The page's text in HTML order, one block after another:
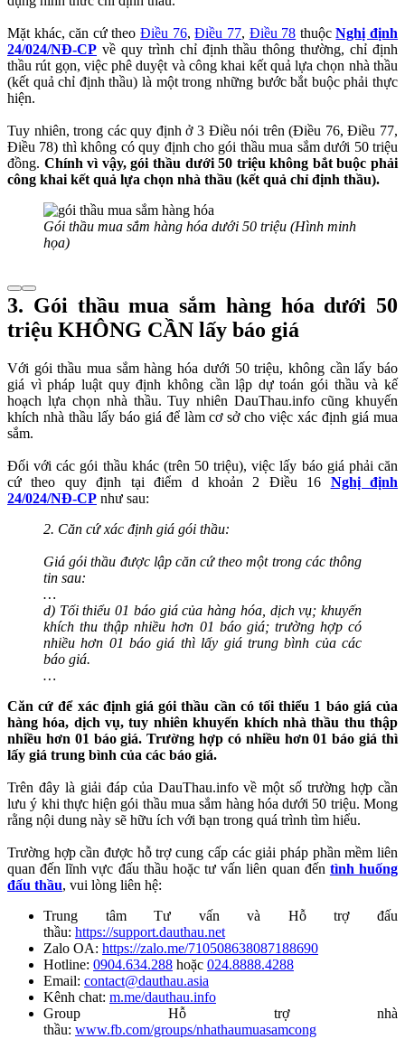
Mặt khác, căn cứ theoĐiều 76,Điều 77, Điều 78 thuộcNghị định
24/024/NĐ-CP về quy trình chỉ định thầu thông thường, chỉ định
thầu rút gọn, việc phê duyệt và công khai kết quả lựa chọn nhà thầu
(kết quả chỉ định thầu) là một trong những bước bắt buộc phải thực
hiện.
Tuy nhiên, trong các quy định ở 3 Điều nói trên (Điều 76, Điều 77,
Điều 78) thì không có quy định cho gói thầu mua sắm dưới 50 triệu
đồng. Chính vì vậy, gói thầu dưới 50 triệu không bắt buộc phải
công khai kết quả lựa chọn nhà thầu (kết quả chỉ định thầu).
Gói thầu mua sắm hàng hóa dưới 50 triệu (Hình minh
họa)
3. Gói thầu mua sắm hàng hóa dưới 50
triệu KHÔNG CẦN lấy báo giá
Với gói thầu mua sắm hàng hóa dưới 50 triệu, không cần lấy báo
giá vì pháp luật quy định không cần lập dự toán gói thầu và kế
hoạch lựa chọn nhà thầu. Tuy nhiên DauThau.info cũng khuyến
khích nhà thầu lấy báo giá để làm cơ sở cho việc xác định giá mua
sắm.
Đối với các gói thầu khác (trên 50 triệu), việc lấy báo giá phải căn
cứ theo quy định tại điểm d khoản 2 Điều 16 Nghị định
24/024/NĐ-CP như sau:
2. Căn cứ xác định giá gói thầu:
Giá gói thầu được lập căn cứ theo một trong các thông
tin sau:
…
d) Tối thiểu 01 báo giá của hàng hóa, dịch vụ; khuyến
khích thu thập nhiều hơn 01 báo giá; trường hợp có
nhiều hơn 01 báo giá thì lấy giá trung bình của các
báo giá.
…
Căn cứ để xác định giá gói thầu cần có tối thiểu 1 báo giá của
hàng hóa, dịch vụ, tuy nhiên khuyến khích nhà thầu thu thập
nhiều hơn 01 báo giá. Trường hợp có nhiều hơn 01 báo giá thì
lấy giá trung bình của các báo giá.
Trên đây là giải đáp của DauThau.info về một số trường hợp cần
lưu ý khi thực hiện gói thầu mua sắm hàng hóa dưới 50 triệu. Mong
rằng nội dung này sẽ hữu ích với bạn trong quá trình tìm hiểu.
Trường hợp cần được hỗ trợ cung cấp các giải pháp phần mềm liên
quan đến lĩnh vực đấu thầu hoặc tư vấn liên quan đến tình huống
đấu thầu, vui lòng liên hệ:
Trung tâm Tư vấn và Hỗ trợ đấu
thầu: https://support.dauthau.net
Zalo OA: https://zalo.me/710508638087188690
Hotline: 0904.634.288 hoặc 024.8888.4288
Email: contact@dauthau.asia
Kênh chat: m.me/dauthau.info
Group Hỗ trợ nhà
thầu: www.fb.com/groups/nhathaumuasamcong